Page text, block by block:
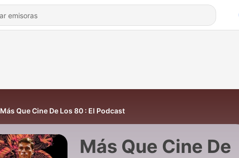
Más Que Cine De Los 80 : El Podcast
Más Que Cine De